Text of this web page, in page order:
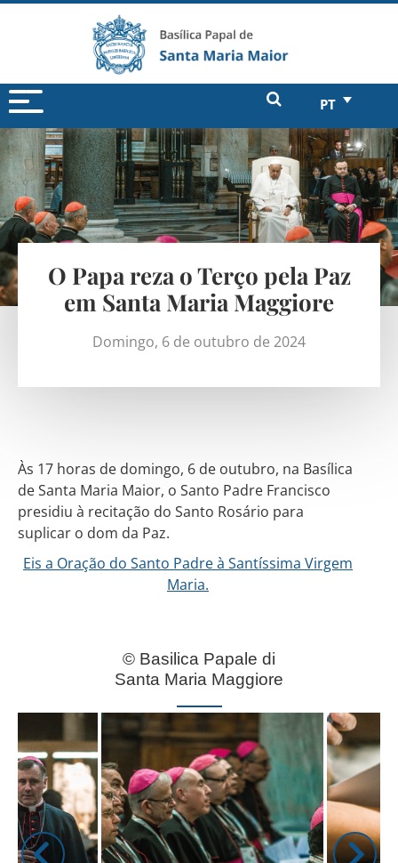
PT
O Papa reza o Terço pela Paz
em Santa Maria Maggiore
Domingo, 6 de outubro de 2024
Às 17 horas de domingo, 6 de outubro, na Basílica
de Santa Maria Maior, o Santo Padre Francisco
presidiu à recitação do Santo Rosário para
suplicar o dom da Paz.
Eis a Oração do Santo Padre à Santíssima Virgem
Maria.
© Basilica Papale di
Santa Maria Maggiore